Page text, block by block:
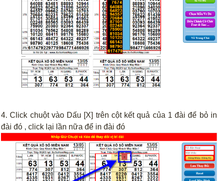
4. Click chuột vào Dấu [X] trên cột kết quả của 1 đài để bỏ in
đài đó , click lại lần nữa để in đài đó